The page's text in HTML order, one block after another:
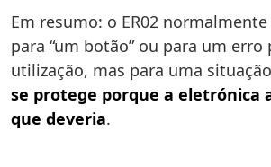
Em resumo: o ER02
para “um botão” ou para um
utilização, mas para uma
se protege porque a eletrónica
que deveria.